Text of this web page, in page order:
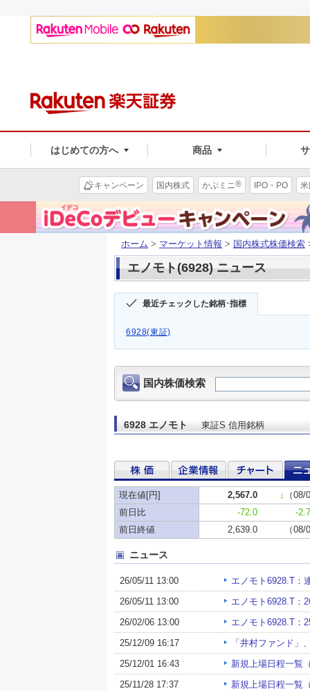
はじめての方へ 商品
キャンペーン 国内株式 かぶミニ® IPO・PO
ホーム > マーケット情報 > 国内株式株価検索
エノモト(6928) ニュース
最近チェックした銘柄･指標
6928(東証)